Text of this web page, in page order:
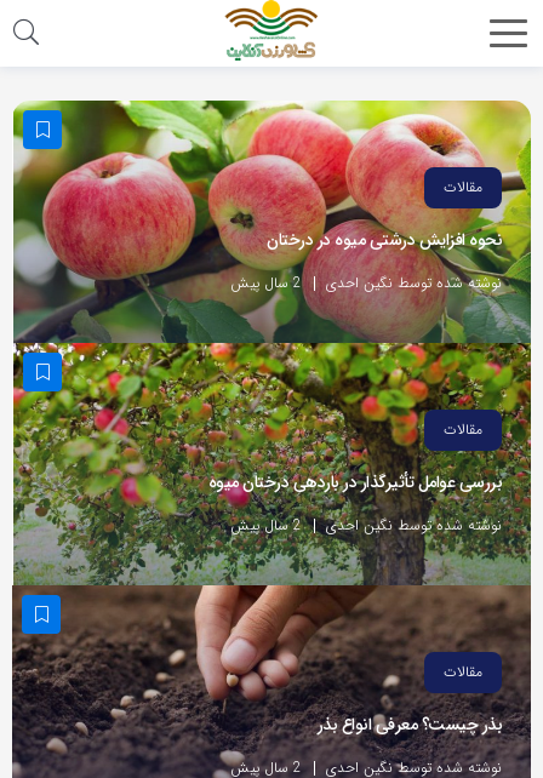
مقالات
نحوه افزایش درشتی میوه در درختان
نوشته شده توسط نگین احدی 2 سال پیش
مقالات
بررسی عوامل تأثیرگذار در باردهی درختان میوه
نوشته شده توسط نگین احدی 2 سال پیش
مقالات
بذر چیست؟ معرفی انواع بذر
نوشته شده توسط نگین احدی 2 سال پیش